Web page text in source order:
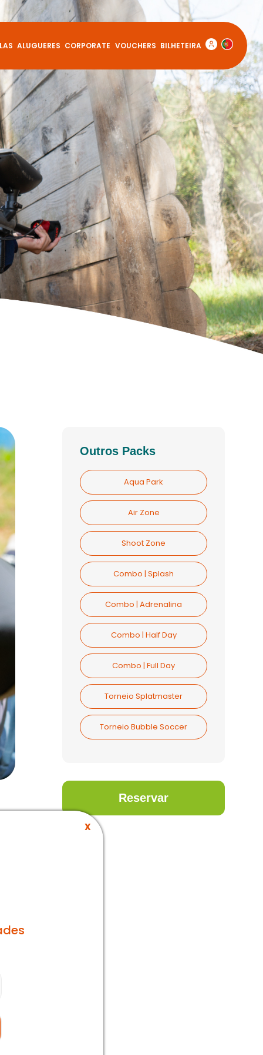
ALUGUERES CORPORATE VOUCHERS BILHETEIRA
Outros Packs
Aqua Park
Air Zone
Shoot Zone
Combo | Splash
Combo | Adrenalina
Combo | Half Day
Combo | Full Day
Torneio Splatmaster
Torneio Bubble Soccer
Reservar
X